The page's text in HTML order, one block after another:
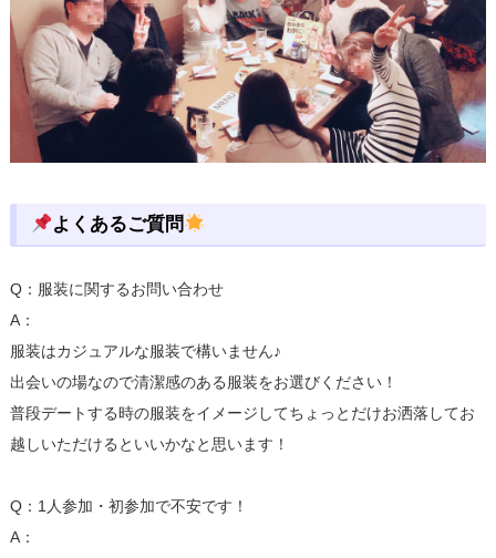
よくあるご質問
Q：服装に関するお問い合わせ
A：
服装はカジュアルな服装で構いません♪
出会いの場なので清潔感のある服装をお選びください！
普段デートする時の服装をイメージしてちょっとだけお洒落してお
越しいただけるといいかなと思います！
Q：1人参加・初参加で不安です！
A：